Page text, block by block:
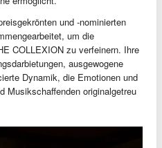
und -nominierten
um die
COLLEXION zu verfeinern. Ihre
ausgewogene
Dynamik, die Emotionen und
Musikschaffenden originalgetreu